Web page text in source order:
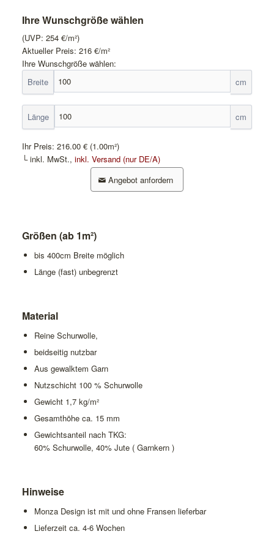
Ihre Wunschgröße wählen
(UVP: 254€/m²)
Aktueller Preis: 216€/m²
Ihre Wunschgröße wählen:
Breite
cm
Länge cm
Ihr Preis: 216.00 € (1.00m²)
└ inkl. MwSt., inkl. Versand (nur DE/A)
Angebot anfordern
Größen (ab 1m²)
bis 400cm Breite möglich
Länge (fast) unbegrenzt
Material
Reine Schurwolle,
beidseitig nutzbar
Aus gewalktem Garn
Nutzschicht 100 % Schurwolle
Gewicht 1,7 kg/m²
Gesamthöhe ca. 15 mm
Gewichtsanteil nach TKG:
60% Schurwolle, 40% Jute ( Garnkern )
Hinweise
Monza Design ist mit und ohne Fransen lieferbar
Lieferzeit ca. 4-6 Wochen